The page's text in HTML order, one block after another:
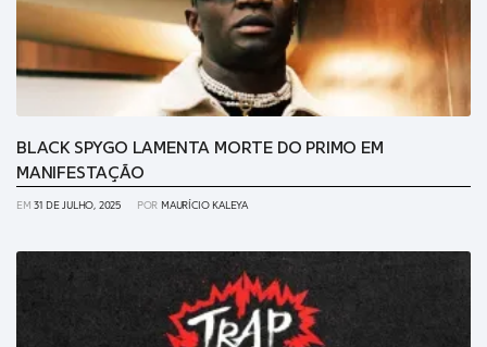
BLACK SPYGO LAMENTA MORTE DO PRIMO EM
MANIFESTAÇÃO
EM31 DE JULHO, 2025 POR MAURÍCIO KALEYA